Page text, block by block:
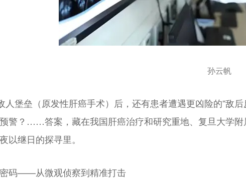
孙云帆
人堡垒（原发性肝癌手术）后，还有患者遭遇更凶险的“敌
警？……答案，藏在我国肝癌治疗和研究重地、复旦大学
以继日的探寻里。
码——从微观侦察到精准打击